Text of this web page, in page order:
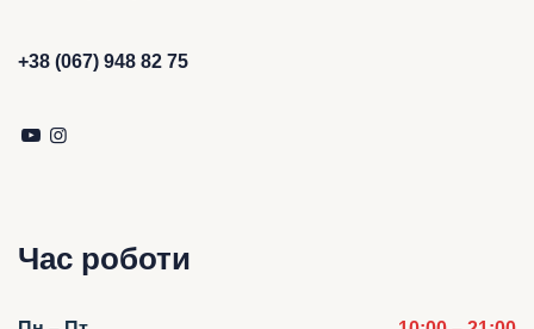
+38 (067) 948 82 75
Час роботи